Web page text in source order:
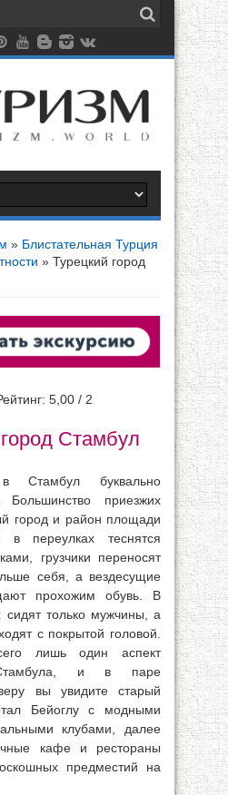
» Блистательная Турция
» Турецкий город
5,00 / 2
Стамбул
Стамбул буквально
Большинство приезжих
город и район площади
в переулках теснятся
грузчики переносят
себя, а вездесущие
прохожим обувь. В
только мужчины, а
с покрытой головой.
лишь один аспект
Стамбула, и в паре
вы увидите старый
Бейоглу с модными
клубами, далее
кафе и рестораны
предместий на